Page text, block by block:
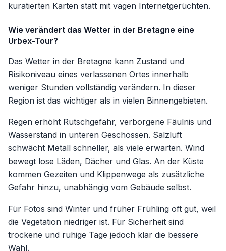
kuratierten Karten statt mit vagen Internetgerüchten.
Wie verändert das Wetter in der Bretagne eine
Urbex-Tour?
Das Wetter in der Bretagne kann Zustand und
Risikoniveau eines verlassenen Ortes innerhalb
weniger Stunden vollständig verändern. In dieser
Region ist das wichtiger als in vielen Binnengebieten.
Regen erhöht Rutschgefahr, verborgene Fäulnis und
Wasserstand in unteren Geschossen. Salzluft
schwächt Metall schneller, als viele erwarten. Wind
bewegt lose Läden, Dächer und Glas. An der Küste
kommen Gezeiten und Klippenwege als zusätzliche
Gefahr hinzu, unabhängig vom Gebäude selbst.
Für Fotos sind Winter und früher Frühling oft gut, weil
die Vegetation niedriger ist. Für Sicherheit sind
trockene und ruhige Tage jedoch klar die bessere
Wahl.